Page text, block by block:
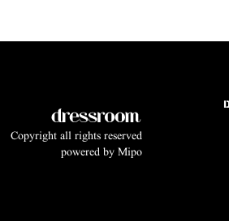
Copyright all rights reserved
powered by Mipo